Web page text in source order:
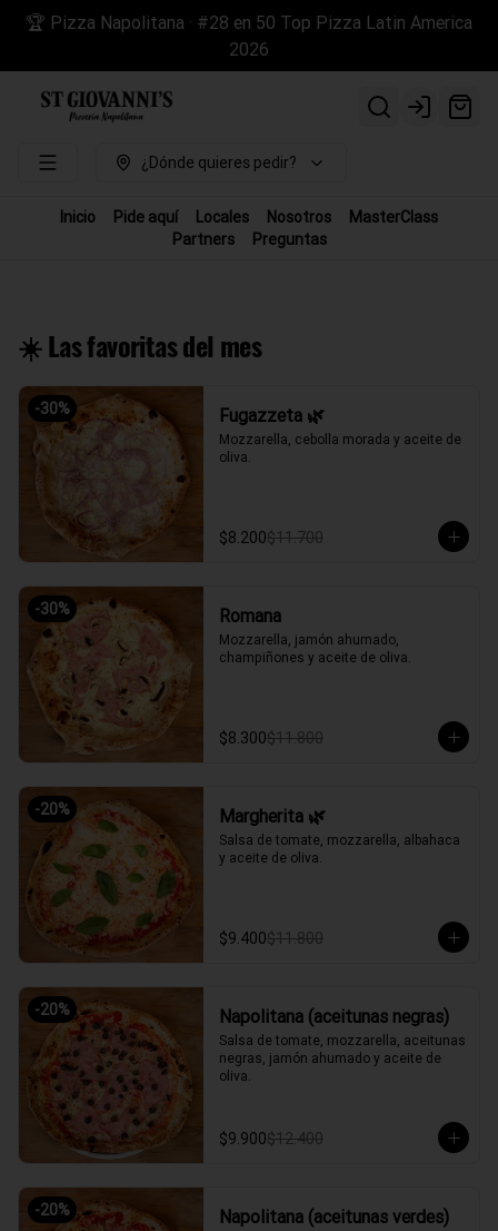
🏆 Pizza Napolitana · #28 en 50 Top Pizza Latin America
2026
Login
¿Dónde quieres pedir?
Inicio Pide aquí Locales Nosotros
MasterClass
Partners
Preguntas
☀️ Las favoritas del mes
-30% Fugazzeta 🌿
Mozzarella, cebolla morada y aceite de
oliva.
$8.200$11.700
-30% Romana
Mozzarella, jamón ahumado,
champiñones y aceite de oliva.
$8.300$11.800
-20% Margherita 🌿
Salsa de tomate, mozzarella, albahaca
y aceite de oliva.
$9.400$11.800
-20% Napolitana (aceitunas negras)
Salsa de tomate, mozzarella, aceitunas
negras, jamón ahumado y aceite de
oliva.
$9.900$12.400
-20% Napolitana (aceitunas verdes)